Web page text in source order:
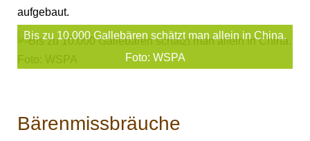
aufgebaut.
Bis zu 10.000 Gallebären schätzt man allein in China.
Foto: WSPA
Bärenmissbräuche